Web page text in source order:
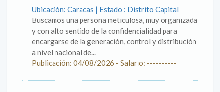
Ubicación: Caracas | Estado : Distrito Capital
Buscamos una persona meticulosa, muy organizada
y con alto sentido de la confidencialidad para
encargarse de la generación, control y distribución
a nivel nacional de...
Publicación: 04/08/2026 - Salario: ----------